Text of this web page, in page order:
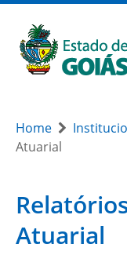
Home
Atuarial
Atuarial